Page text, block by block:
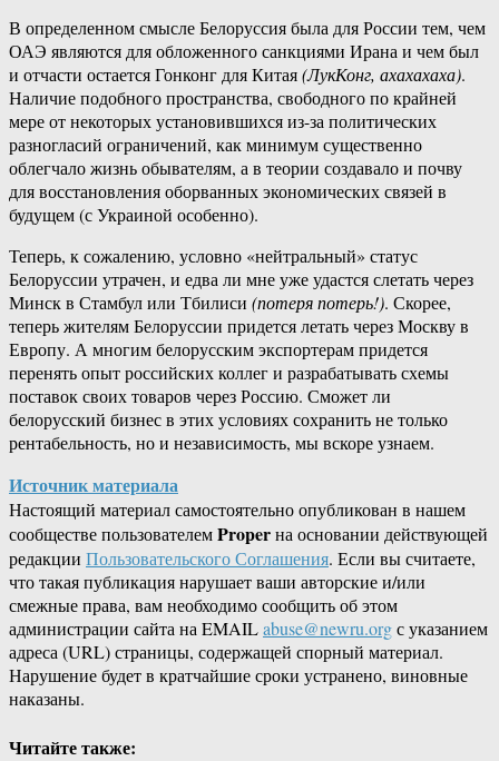
В определенном смысле Белоруссия была для России тем, чем
ОАЭ являются для обложенного санкциями Ирана и чем был
и отчасти остается Гонконг для Китая(ЛукКонг, ахахахаха).
Наличие подобного пространства, свободного по крайней
мере от некоторых установившихся из-за политических
разногласий ограничений, как минимум существенно
облегчало жизнь обывателям, а в теории создавало и почву
для восстановления оборванных экономических связей в
будущем (с Украиной особенно).
Теперь, к сожалению, условно «нейтральный» статус
Белоруссии утрачен, и едва ли мне уже удастся слетать через
Минск в Стамбул или Тбилиси (потеря потерь!). Скорее,
теперь жителям Белоруссии придется летать через Москву в
Европу. А многим белорусским экспортерам придется
перенять опыт российских коллег и разрабатывать схемы
поставок своих товаров через Россию. Сможет ли
белорусский бизнес в этих условиях сохранить не только
рентабельность, но и независимость, мы вскоре узнаем.
Источник материала
Настоящий материал самостоятельно опубликован в нашем
сообществе пользователемProperна основании действующей
редакции Пользовательского Соглашения. Если вы считаете,
что такая публикация нарушает ваши авторские и/или
смежные права, вам необходимо сообщить об этом
администрации сайта на EMAILabuse@newru.orgс указанием
адреса (URL) страницы, содержащей спорный материал.
Нарушение будет в кратчайшие сроки устранено, виновные
наказаны.
Читайте также: